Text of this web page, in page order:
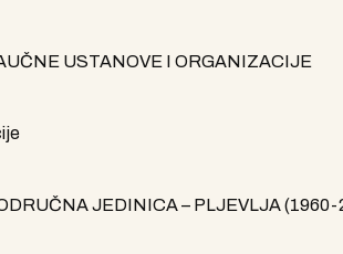
USTANOVE I ORGANIZACIJE
JEDINICA – PLJEVLJA